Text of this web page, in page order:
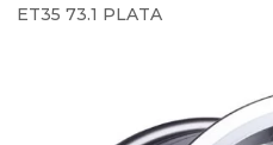
ET35 73.1 PLATA